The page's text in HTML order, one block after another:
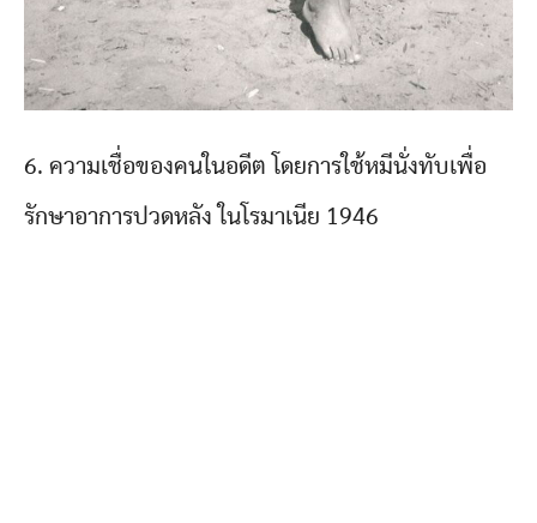
6. ความเชื่อของคนในอดีต โดยการใช้หมีนั่งทับเพื่อ
รักษาอาการปวดหลัง ในโรมาเนีย 1946